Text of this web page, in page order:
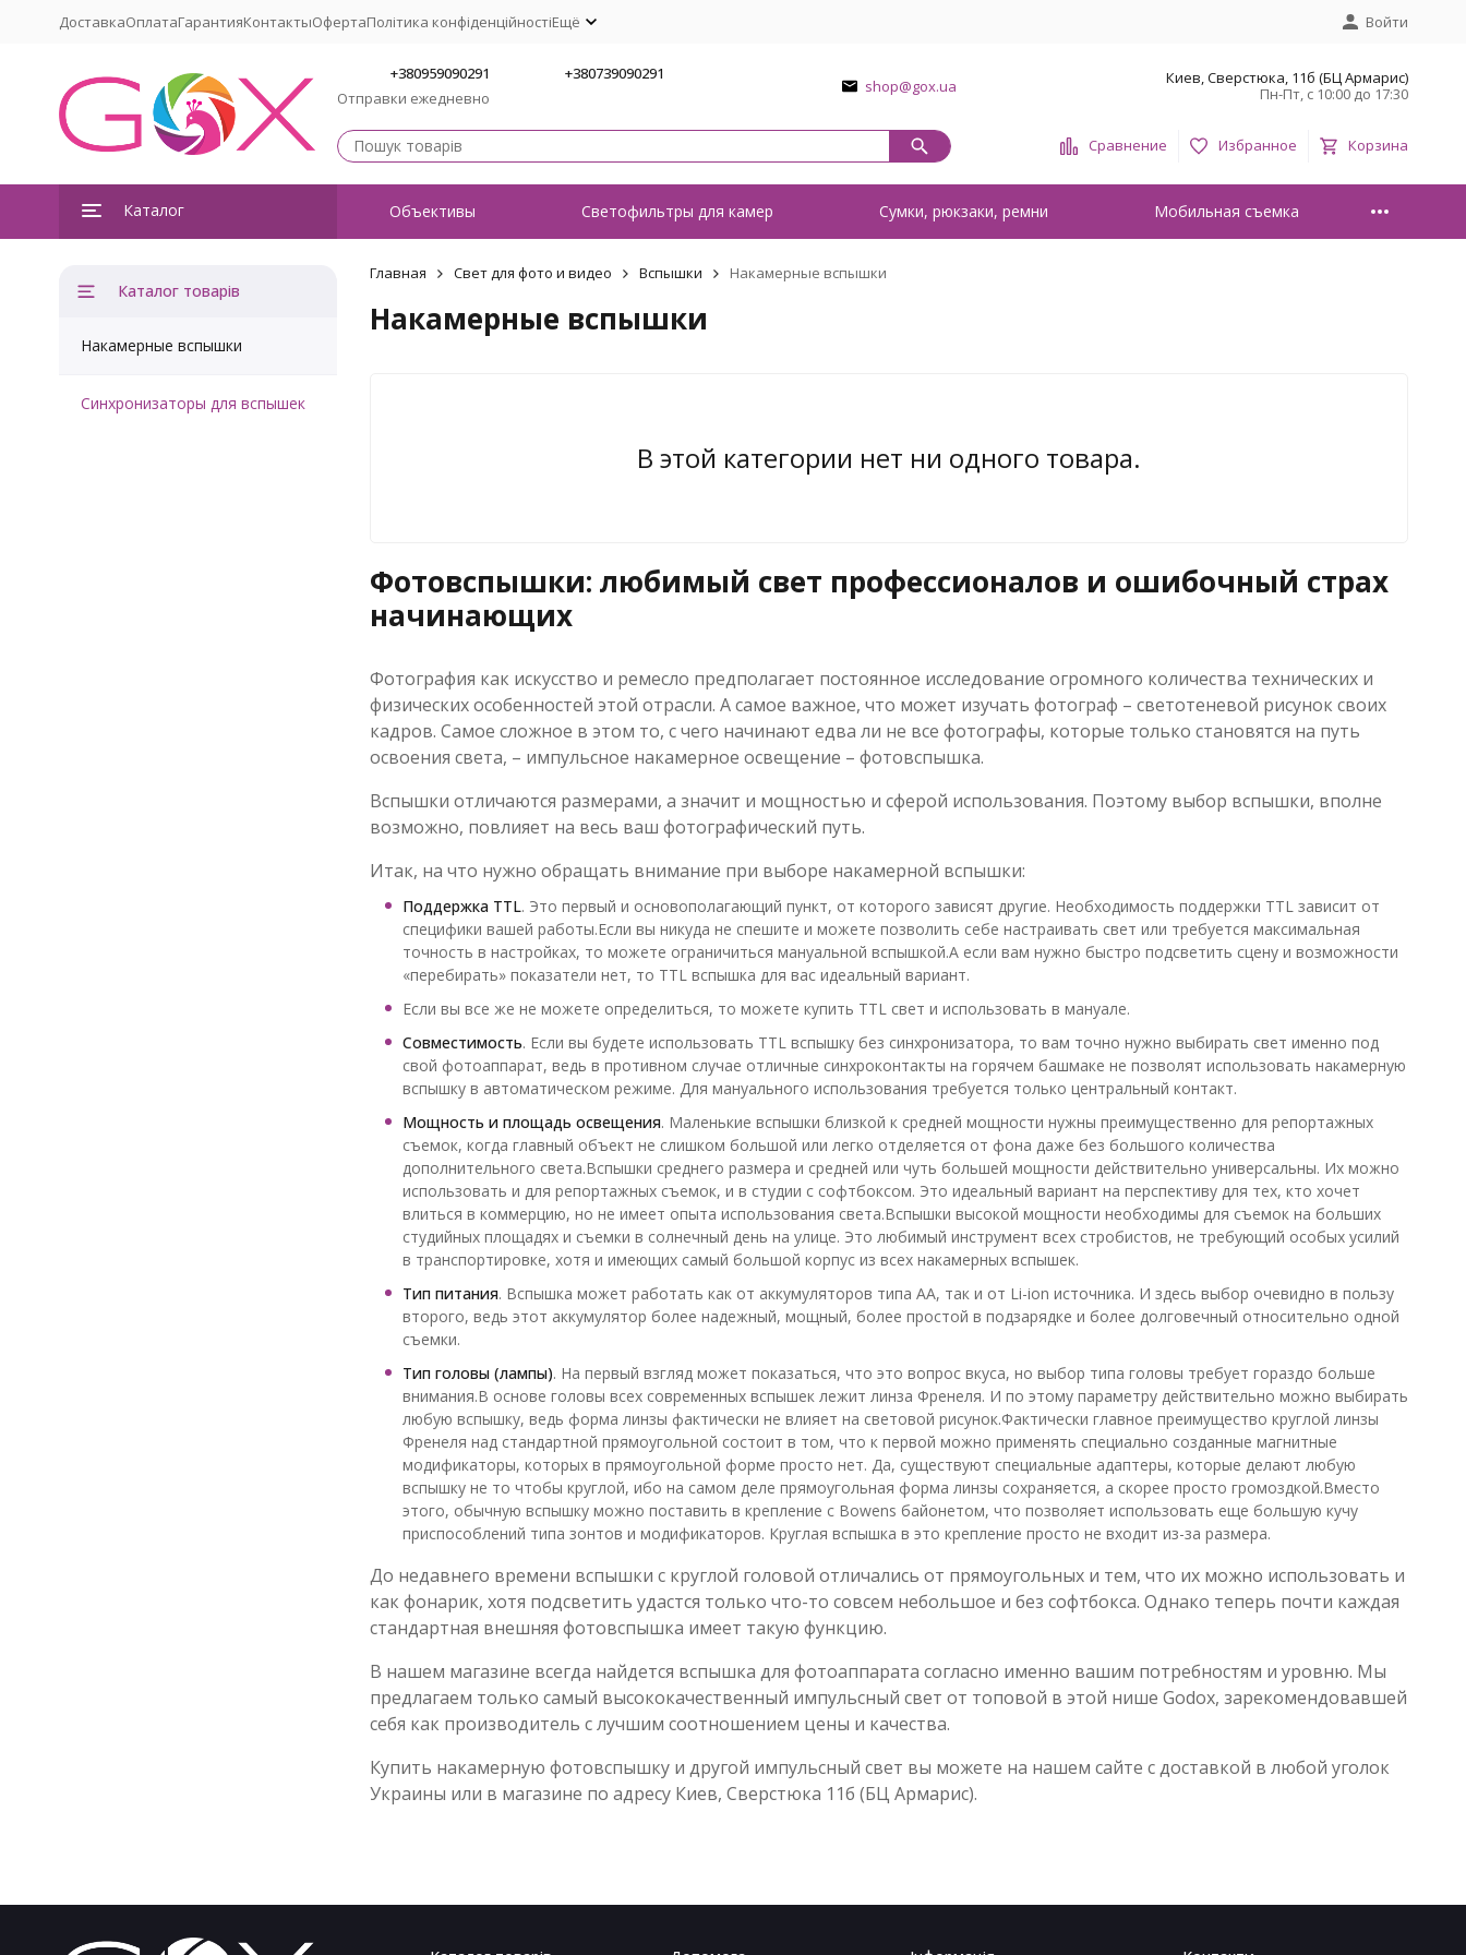
ДоставкаОплатаГарантияКонтактыОфертаПолітика конфіденційностіЕщё Войти
+380959090291
Отправки ежедневно
+380739090291
shop@gox.ua
Киев, Сверстюка, 11б (БЦ Армарис)
Пн-Пт, с 10:00 до 17:30
Сравнение Избранное Корзина
Каталог Объективы Светофильтры для камер Сумки, рюкзаки, ремни Мобильная съемка
Главная Свет для фото и видео Вспышки Накамерные вспышки
Накамерные вспышки
В этой категории нет ни одного товара.
Фотовспышки: любимый свет профессионалов и ошибочный страх
начинающих
Фотография как искусство и ремесло предполагает постоянное исследование огромного количества технических и
физических особенностей этой отрасли. А самое важное, что может изучать фотограф – светотеневой рисунок своих
кадров. Самое сложное в этом то, с чего начинают едва ли не все фотографы, которые только становятся на путь
освоения света, – импульсное накамерное освещение – фотовспышка.
Вспышки отличаются размерами, а значит и мощностью и сферой использования. Поэтому выбор вспышки, вполне
возможно, повлияет на весь ваш фотографический путь.
Итак, на что нужно обращать внимание при выборе накамерной вспышки:
Поддержка TTL. Это первый и основополагающий пункт, от которого зависят другие. Необходимость поддержки TTL зависит от
специфики вашей работы.Если вы никуда не спешите и можете позволить себе настраивать свет или требуется максимальная
точность в настройках, то можете ограничиться мануальной вспышкой.А если вам нужно быстро подсветить сцену и возможности
«перебирать» показатели нет, то TTL вспышка для вас идеальный вариант.
Если вы все же не можете определиться, то можете купить TTL свет и использовать в мануале.
Совместимость. Если вы будете использовать TTL вспышку без синхронизатора, то вам точно нужно выбирать свет именно под
свой фотоаппарат, ведь в противном случае отличные синхроконтакты на горячем башмаке не позволят использовать накамерную
вспышку в автоматическом режиме. Для мануального использования требуется только центральный контакт.
Мощность и площадь освещения. Маленькие вспышки близкой к средней мощности нужны преимущественно для репортажных
съемок, когда главный объект не слишком большой или легко отделяется от фона даже без большого количества
дополнительного света.Вспышки среднего размера и средней или чуть большей мощности действительно универсальны. Их можно
использовать и для репортажных съемок, и в студии с софтбоксом. Это идеальный вариант на перспективу для тех, кто хочет
влиться в коммерцию, но не имеет опыта использования света.Вспышки высокой мощности необходимы для съемок на больших
студийных площадях и съемки в солнечный день на улице. Это любимый инструмент всех стробистов, не требующий особых усилий
в транспортировке, хотя и имеющих самый большой корпус из всех накамерных вспышек.
Тип питания. Вспышка может работать как от аккумуляторов типа АА, так и от Li-ion источника. И здесь выбор очевидно в пользу
второго, ведь этот аккумулятор более надежный, мощный, более простой в подзарядке и более долговечный относительно одной
съемки.
Тип головы (лампы). На первый взгляд может показаться, что это вопрос вкуса, но выбор типа головы требует гораздо больше
внимания.В основе головы всех современных вспышек лежит линза Френеля. И по этому параметру действительно можно выбирать
любую вспышку, ведь форма линзы фактически не влияет на световой рисунок.Фактически главное преимущество круглой линзы
Френеля над стандартной прямоугольной состоит в том, что к первой можно применять специально созданные магнитные
модификаторы, которых в прямоугольной форме просто нет. Да, существуют специальные адаптеры, которые делают любую
вспышку не то чтобы круглой, ибо на самом деле прямоугольная форма линзы сохраняется, а скорее просто громоздкой.Вместо
этого, обычную вспышку можно поставить в крепление с Bowens байонетом, что позволяет использовать еще большую кучу
приспособлений типа зонтов и модификаторов. Круглая вспышка в это крепление просто не входит из-за размера.
До недавнего времени вспышки с круглой головой отличались от прямоугольных и тем, что их можно использовать и
как фонарик, хотя подсветить удастся только что-то совсем небольшое и без софтбокса. Однако теперь почти каждая
стандартная внешняя фотовспышка имеет такую функцию.
В нашем магазине всегда найдется вспышка для фотоаппарата согласно именно вашим потребностям и уровню. Мы
предлагаем только самый высококачественный импульсный свет от топовой в этой нише Godox, зарекомендовавшей
себя как производитель с лучшим соотношением цены и качества.
Купить накамерную фотовспышку и другой импульсный свет вы можете на нашем сайте с доставкой в любой уголок
Украины или в магазине по адресу Киев, Сверстюка 11б (БЦ Армарис).
Каталог товарів
Накамерные вспышки
Синхронизаторы для вспышек